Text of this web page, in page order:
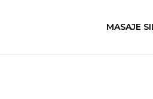
MASAJE